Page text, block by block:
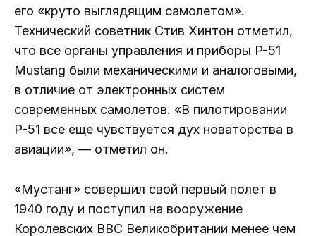
его «круто выглядящим самолетом».
Технический советник Стив Хинтон отметил,
что все органы управления и приборы P-51
Mustang были механическими и аналоговыми,
в отличие от электронных систем
современных самолетов. «В пилотировании
P-51 все еще чувствуется дух новаторства в
авиации», — отметил он.
«Мустанг» совершил свой первый полет в
1940 году и поступил на вооружение
Королевских ВВС Великобритании менее чем